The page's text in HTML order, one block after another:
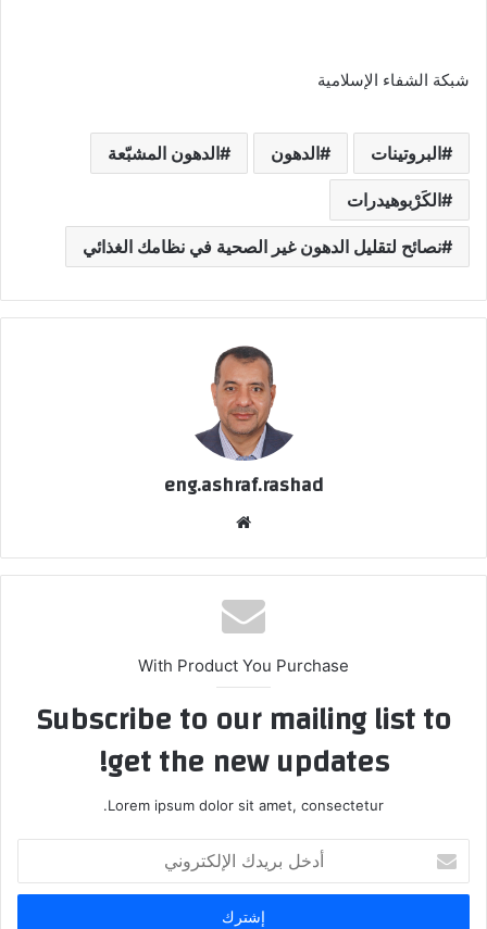
شبكة الشفاء الإسلامية
البروتينات الدهون الدهون المشبّعة
الكَرْبوهيدرات
نصائح لتقليل الدهون غير الصحية في نظامك الغذائي
eng.ashraf.rashad
With Product You Purchase
Subscribe to our mailing list to
get the new updates!
Lorem ipsum dolor sit amet, consectetur.
بريدك
الإلكتروني